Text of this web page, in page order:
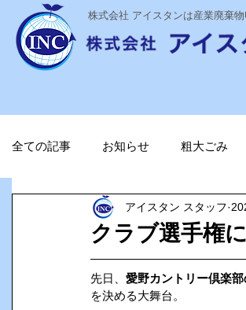
株式会社 アイスタンは産業廃棄
全ての記事 お知らせ 粗大ごみ
ステライザ 感染対策 経費
ポータブル蓄電池 ガソリン削減
クラブ選手権
アイスタン スタッフ
先日、 愛野カントリー倶楽
を決める大舞台。